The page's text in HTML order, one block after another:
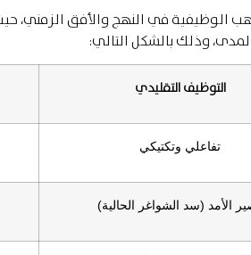
الوظيفية في النهج والأفق الزمني،
وذلك بالشكل التالي:
التوظيف التقليدي
تفاعلي وتكتيكي
الأمد (سد الشواغر الحالية)